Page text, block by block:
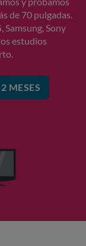
de 70 pulgadas.
Samsung, Sony
estudios
MESES